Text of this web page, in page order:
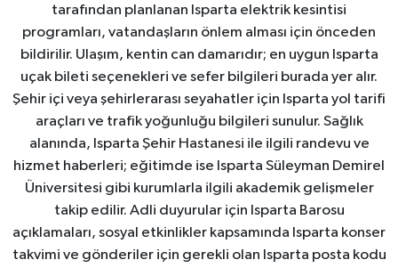
tarafından planlanan Isparta elektrik kesintisi
programları, vatandaşların önlem alması için önceden
bildirilir. Ulaşım, kentin can damarıdır; en uygun Isparta
uçak bileti seçenekleri ve sefer bilgileri burada yer alır.
Şehir içi veya şehirlerarası seyahatler için Isparta yol tarifi
araçları ve trafik yoğunluğu bilgileri sunulur. Sağlık
alanında, Isparta Şehir Hastanesi ile ilgili randevu ve
hizmet haberleri; eğitimde ise Isparta Süleyman Demirel
Üniversitesi gibi kurumlarla ilgili akademik gelişmeler
takip edilir. Adli duyurular için Isparta Barosu
açıklamaları, sosyal etkinlikler kapsamında Isparta konser
takvimi ve gönderiler için gerekli olan Isparta posta kodu